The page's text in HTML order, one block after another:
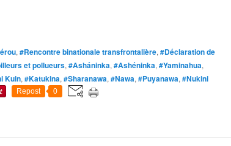
, #Rencontre binationale transfrontalière, #Déclaration de
et pollueurs, #Asháninka, #Ashéninka, #Yaminahua,
Kuin, #Katukina, #Sharanawa, #Nawa, #Puyanawa, #Nukini
Repost 0